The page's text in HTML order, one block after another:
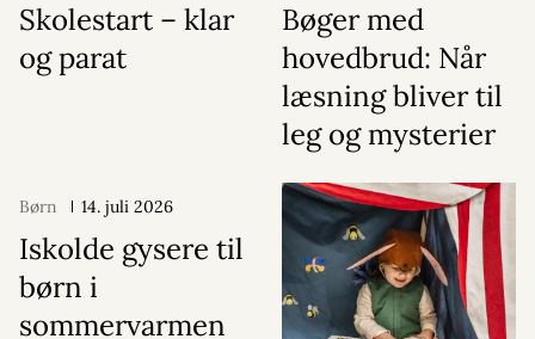
Skolestart – klar
og parat
Bøger med
hovedbrud: Når
læsning bliver til
leg og mysterier
Børn 14. juli 2026
Iskolde gysere til
børn i
sommervarmen